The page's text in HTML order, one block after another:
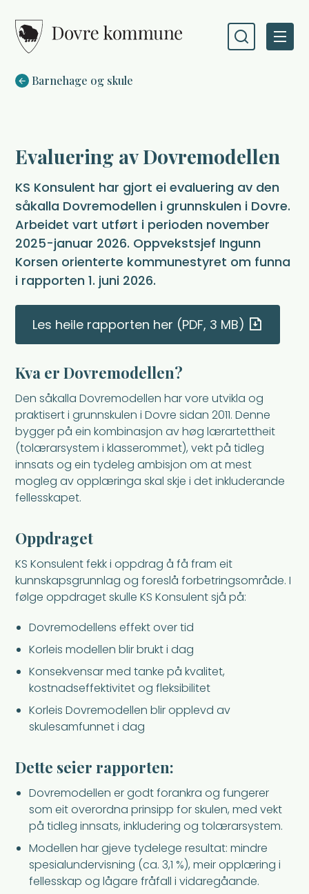
Du er her:
Barnehage og skule
Evaluering av Dovremodellen
KS Konsulent har gjort ei evaluering av den
såkalla Dovremodellen i grunnskulen i Dovre.
Arbeidet vart utført i perioden november
2025-januar 2026. Oppvekstsjef Ingunn
Korsen orienterte kommunestyret om funna
i rapporten 1. juni 2026.
Les heile rapporten her (PDF, 3 MB)
Kva er Dovremodellen?
Den såkalla Dovremodellen har vore utvikla og
praktisert i grunnskulen i Dovre sidan 2011. Denne
bygger på ein kombinasjon av høg lærartettheit
(tolærarsystem i klasserommet), vekt på tidleg
innsats og ein tydeleg ambisjon om at mest
mogleg av opplæringa skal skje i det inkluderande
fellesskapet.
Oppdraget
KS Konsulent fekk i oppdrag å få fram eit
kunnskapsgrunnlag og foreslå forbetringsområde. I
følge oppdraget skulle KS Konsulent sjå på:
Dovremodellens effekt over tid
Korleis modellen blir brukt i dag
Konsekvensar med tanke på kvalitet,
kostnadseffektivitet og fleksibilitet
Korleis Dovremodellen blir opplevd av
skulesamfunnet i dag
Dette seier rapporten:
Dovremodellen er godt forankra og fungerer
som eit overordna prinsipp for skulen, med vekt
på tidleg innsats, inkludering og tolærarsystem.
Modellen har gjeve tydelege resultat: mindre
spesialundervisning (ca. 3,1 %), meir opplæring i
fellesskap og lågare fråfall i vidaregåande.